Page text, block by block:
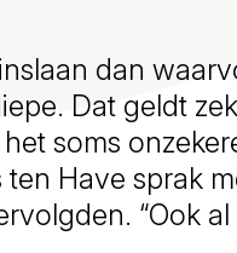
dan
Dat geldt
soms
Have sprak
“Ook